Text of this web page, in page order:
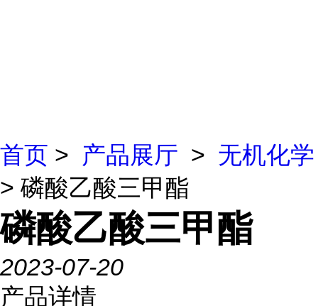
首页 > 产品展厅 > 无机化学
> 磷酸乙酸三甲酯
磷酸乙酸三甲酯
2023-07-20
产品详情